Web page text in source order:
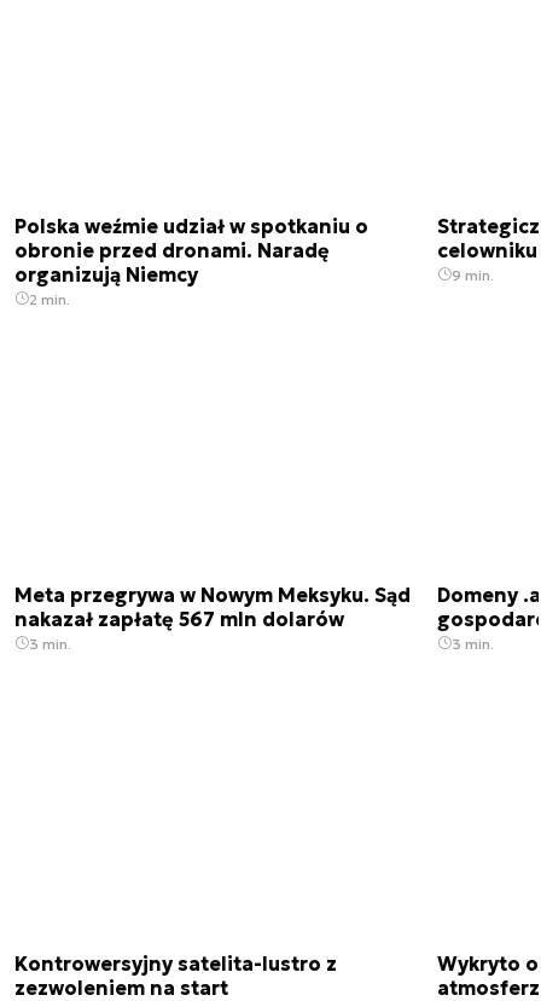
Polska weźmie udział w spotkaniu o
obronie przed dronami. Naradę
organizują Niemcy
2 min.
9 min.
Meta przegrywa w Nowym Meksyku. Sąd
nakazał zapłatę 567 mln dolarów
3 min.
Domeny
3 min.
Kontrowersyjny satelita-lustro z
zezwoleniem na start
Wykryto